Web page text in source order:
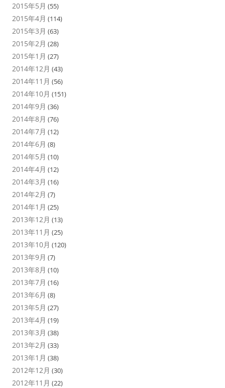
2015年5月 (55)
2015年4月 (114)
2015年3月 (63)
2015年2月 (28)
2015年1月 (27)
2014年12月 (43)
2014年11月 (56)
2014年10月 (151)
2014年9月 (36)
2014年8月 (76)
2014年7月 (12)
2014年6月 (8)
2014年5月 (10)
2014年4月 (12)
2014年3月 (16)
2014年2月 (7)
2014年1月 (25)
2013年12月 (13)
2013年11月 (25)
2013年10月 (120)
2013年9月 (7)
2013年8月 (10)
2013年7月 (16)
2013年6月 (8)
2013年5月 (27)
2013年4月 (19)
2013年3月 (38)
2013年2月 (33)
2013年1月 (38)
2012年12月 (30)
2012年11月 (22)